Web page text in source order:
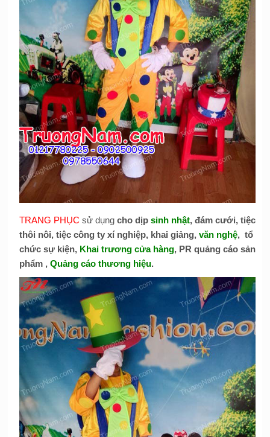
TRANG PHỤC sử dụng cho dịp sinh nhật, đám cưới, tiệc
thôi nôi, tiệc công ty xí nghiệp, khai giảng, văn nghệ, tổ
chức sự kiện, Khai trương cửa hàng, PR quảng cáo sản
phẩm , Quảng cáo thương hiệu.